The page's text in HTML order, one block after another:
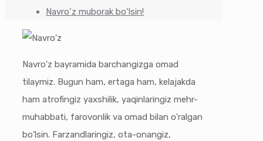
Navro‘z muborak bo‘lsin!
Navro'z bayramida barchangizga omad
tilaymiz. Bugun ham, ertaga ham, kelajakda
ham atrofingiz yaxshilik, yaqinlaringiz mehr-
muhabbati, farovonlik va omad bilan o'ralgan
bo'lsin. Farzandlaringiz, ota-onangiz,